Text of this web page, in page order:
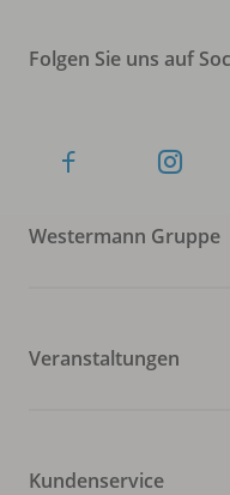
Folgen Sie uns auf
Westermann Gruppe
Veranstaltungen
Kundenservice